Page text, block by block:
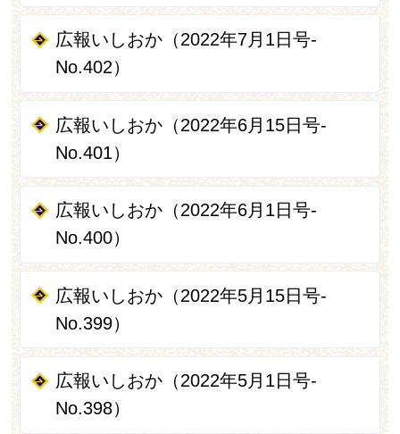
広報いしおか（2022年7月1日号-
No.402）
広報いしおか（2022年6月15日号-
No.401）
広報いしおか（2022年6月1日号-
No.400）
広報いしおか（2022年5月15日号-
No.399）
広報いしおか（2022年5月1日号-
No.398）